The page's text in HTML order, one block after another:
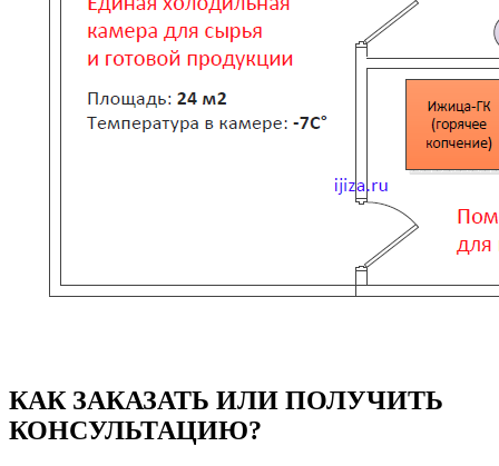
КАК ЗАКАЗАТЬ ИЛИ ПОЛУЧИТЬ
КОНСУЛЬТАЦИЮ?